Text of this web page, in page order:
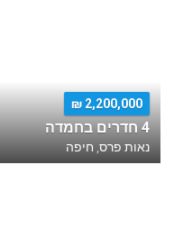
2,200,000 ₪
4 חדרים בחמדה
נאות פרס, חיפה